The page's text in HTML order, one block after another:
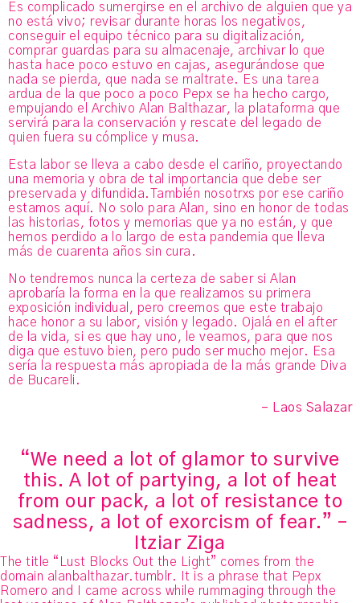
Es complicado sumergirse en el archivo de alguien que ya
no está vivo; revisar durante horas los negativos,
conseguir el equipo técnico para su digitalización,
comprar guardas para su almacenaje, archivar lo que
hasta hace poco estuvo en cajas, asegurándose que
nada se pierda, que nada se maltrate. Es una tarea
ardua de la que poco a poco Pepx se ha hecho cargo,
empujando el Archivo Alan Balthazar, la plataforma que
servirá para la conservación y rescate del legado de
quien fuera su cómplice y musa.
Esta labor se lleva a cabo desde el cariño, proyectando
una memoria y obra de tal importancia que debe ser
preservada y difundida.También nosotrxs por ese cariño
estamos aquí. No solo para Alan, sino en honor de todas
las historias, fotos y memorias que ya no están, y que
hemos perdido a lo largo de esta pandemia que lleva
más de cuarenta años sin cura.
No tendremos nunca la certeza de saber si Alan
aprobaría la forma en la que realizamos su primera
exposición individual, pero creemos que este trabajo
hace honor a su labor, visión y legado. Ojalá en el after
de la vida, si es que hay uno, le veamos, para que nos
diga que estuvo bien, pero pudo ser mucho mejor. Esa
sería la respuesta más apropiada de la más grande Diva
de Bucareli.
– Laos Salazar
“We need a lot of glamor to survive
this. A lot of partying, a lot of heat
from our pack, a lot of resistance to
sadness, a lot of exorcism of fear.” –
Itziar Ziga
The title “Lust Blocks Out the Light” comes from the
domain alanbalthazar.tumblr. It is a phrase that Pepx
Romero and I came across while rummaging through the